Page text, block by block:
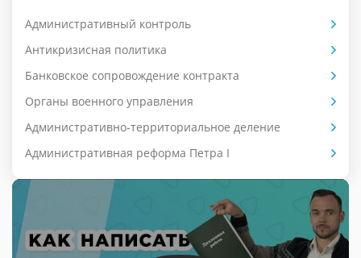
Административный контроль
Антикризисная политика
Банковское сопровождение контракта
Органы военного управления
Административно-территориальное деление
Административная реформа Петра I